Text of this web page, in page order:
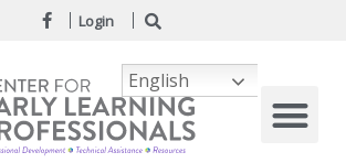
Login
English